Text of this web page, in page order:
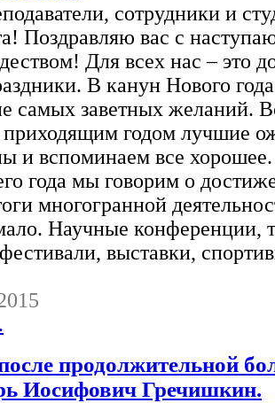
сотрудники и
Поздравляю вас с
Для всех нас – это
В канун Нового
самых заветных желаний.
приходящим годом лучшие
и вспоминаем все
года мы говорим о
многогранной
Научные конференции,
выставки,
продолжительной
Иосифович Гречишкин.